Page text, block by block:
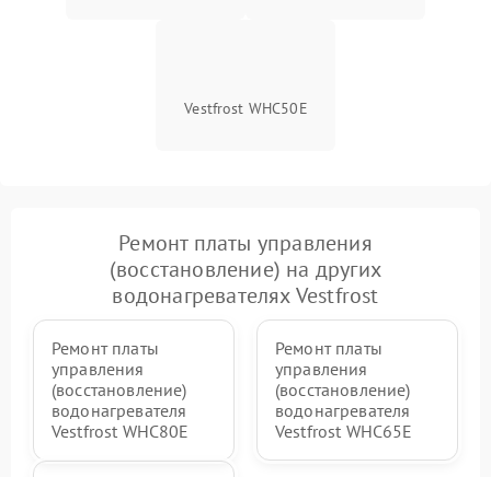
Vestfrost WHC50E
Ремонт платы управления
(восстановление) на других
водонагревателях Vestfrost
Ремонт платы
управления
(восстановление)
водонагревателя
Vestfrost WHC80E
Ремонт платы
управления
(восстановление)
водонагревателя
Vestfrost WHC65E